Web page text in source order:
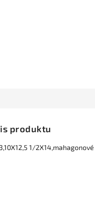
produktu
1/